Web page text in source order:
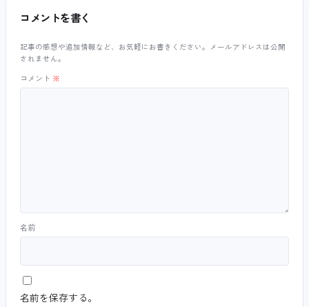
コメントを書く
記事の感想や追加情報など、お気軽にお書きください。メールアドレスは公開
されません。
コメント ※
名前
名前を保存する。